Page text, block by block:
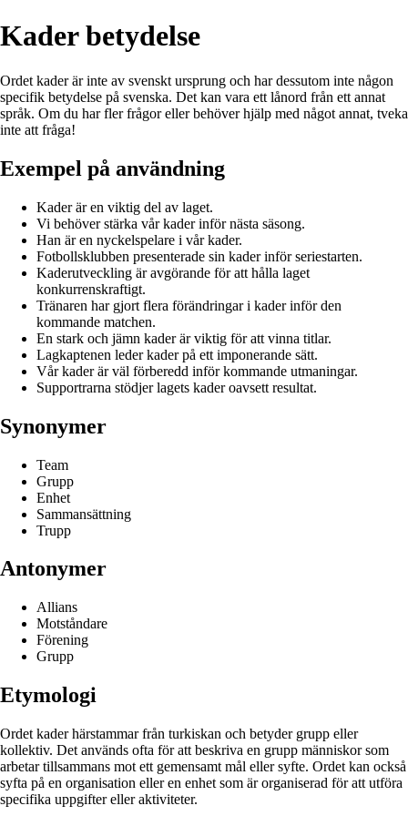
Kader betydelse
Ordet kader är inte av svenskt ursprung och har dessutom inte någon
specifik betydelse på svenska. Det kan vara ett lånord från ett annat
språk. Om du har fler frågor eller behöver hjälp med något annat, tveka
inte att fråga!
Exempel på användning
Kader är en viktig del av laget.
Vi behöver stärka vår kader inför nästa säsong.
Han är en nyckelspelare i vår kader.
Fotbollsklubben presenterade sin kader inför seriestarten.
Kaderutveckling är avgörande för att hålla laget
konkurrenskraftigt.
Tränaren har gjort flera förändringar i kader inför den
kommande matchen.
En stark och jämn kader är viktig för att vinna titlar.
Lagkaptenen leder kader på ett imponerande sätt.
Vår kader är väl förberedd inför kommande utmaningar.
Supportrarna stödjer lagets kader oavsett resultat.
Synonymer
Team
Grupp
Enhet
Sammansättning
Trupp
Antonymer
Allians
Motståndare
Förening
Grupp
Etymologi
Ordet kader härstammar från turkiskan och betyder grupp eller
kollektiv. Det används ofta för att beskriva en grupp människor som
arbetar tillsammans mot ett gemensamt mål eller syfte. Ordet kan också
syfta på en organisation eller en enhet som är organiserad för att utföra
specifika uppgifter eller aktiviteter.